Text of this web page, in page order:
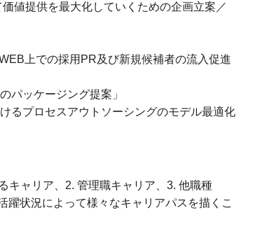
値提供を最大化していくための企画立案／
上での採用PR及び新規候補者の流入促進
パッケージング提案」
るプロセスアウトソーシングのモデル最適化
キャリア、2. 管理職キャリア、3. 他職種
躍状況によって様々なキャリアパスを描くこ